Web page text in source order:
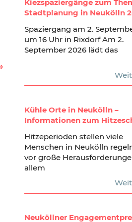
Kiezspaziergänge zum
Stadtplanung in Neukölln
Spaziergang am 2.
um 16 Uhr in Rixdorf Am 2.
September 2026 lädt das
Kühle Orte in Neukölln –
Informationen zum
Hitzeperioden stellen viele
Menschen in Neukölln
vor große
allem
Neuköllner